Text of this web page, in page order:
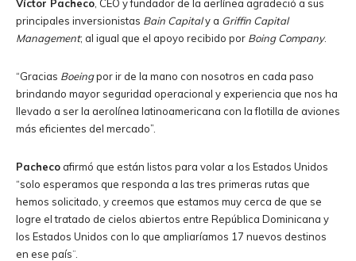
Víctor Pacheco , CEO y fundador de la aerlínea agradeció a sus
principales inversionistas Bain Capitaly a Griffin Capital
Management; al igual que el apoyo recibido por Boing Company.
“Gracias Boeingpor ir de la mano con nosotros en cada paso
brindando mayor seguridad operacional y experiencia que nos ha
llevado a ser la aerolínea latinoamericana con la flotilla de aviones
más eficientes del mercado”.
Pacheco afirmó que están listos para volar a los Estados Unidos
“solo esperamos que responda a las tres primeras rutas que
hemos solicitado, y creemos que estamos muy cerca de que se
logre el tratado de cielos abiertos entre República Dominicana y
los Estados Unidos con lo que ampliaríamos 17 nuevos destinos
en ese país¨.